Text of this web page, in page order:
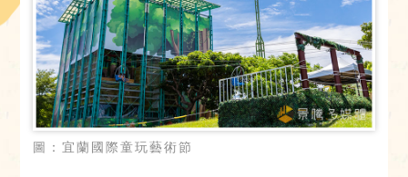
圖：宜蘭國際童玩藝術節